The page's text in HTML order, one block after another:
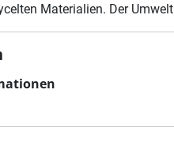
Materialien. Der